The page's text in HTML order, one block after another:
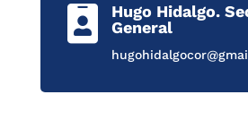

Hugo Hidalgo.
General